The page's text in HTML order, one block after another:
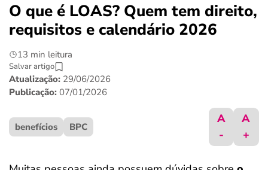
crédito fácil
últimas notícias
ferramentas
O que é LOAS? Quem tem direito,
requisitos e calendário 2026
13 min leitura
Salvar artigo
Atualização: 29/06/2026
Publicação: 07/01/2026
benefícios BPC
A
-
A
+